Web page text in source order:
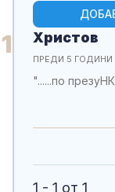
1 Христов
ПРЕДИ 5 ГОДИНИ
"......по
1 - 1 от 1